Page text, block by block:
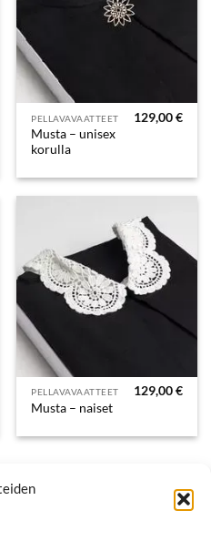
PELLAVAVAATTEET
Musta – unisex
korulla
129,00€
PELLAVAVAATTEET
Musta – naiset
129,00€